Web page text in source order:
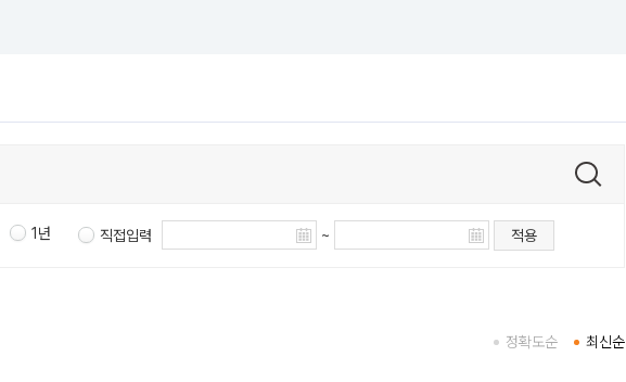
1년 직접입력 ~ 적용
최신순
정확도순